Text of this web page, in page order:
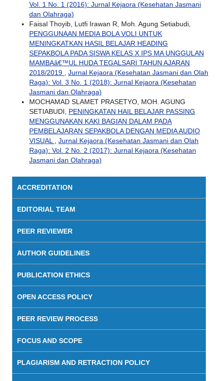
Vol. 1 No. 1 (2016): Jurnal Kejaora (Kesehatan Jasmani
dan Olahraga)
Faisal Thoyib, Lutfi Irawan R, Moh. Agung Setiabudi,
PENGGUNAAN MEDIA BOLA VOLI UNTUK
MENINGKATKAN HASIL BELAJAR HEADING
SEPAKBOLA PADA SISWA KELAS X IPS MA UNGGULAN
MAMBAâ€™UL HUDA TEGALSARI TAHUN AJARAN
2018/2019 , Jurnal Kejaora (Kesehatan Jasmani dan Olah
Raga): Vol. 3 No. 1 (2018): Jurnal Kejaora (Kesehatan
Jasmani dan Olahraga)
MOCHAMAD SLAMET PRASETYO, MOH. AGUNG
SETIABUDI, PENINGKATAN HAIL BELAJAR PASSING
MENGGUNAKAN KAKI BAGIAN DALAM PADA
PEMBELAJARAN SEPAKBOLA DENGAN MEDIA AUDIO
VISUAL , Jurnal Kejaora (Kesehatan Jasmani dan Olah
Raga): Vol. 2 No. 2 (2017): Jurnal Kejaora (Kesehatan
Jasmani dan Olahraga)
ACCREDITATION
EDITORIAL TEAM
PEER REVIEWER
AUTHOR GUIDELINES
PUBLICATION ETHICS
OPEN ACCESS POLICY
PEER REVIEW PROCESS
FOCUS AND SCOPE
PLAGIARISM AND RETRACTION POLICY